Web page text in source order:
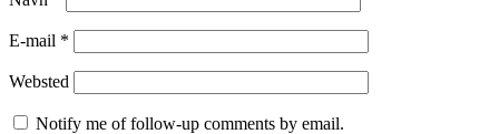
E-mail *
Websted
Notify me of follow-up comments by email.